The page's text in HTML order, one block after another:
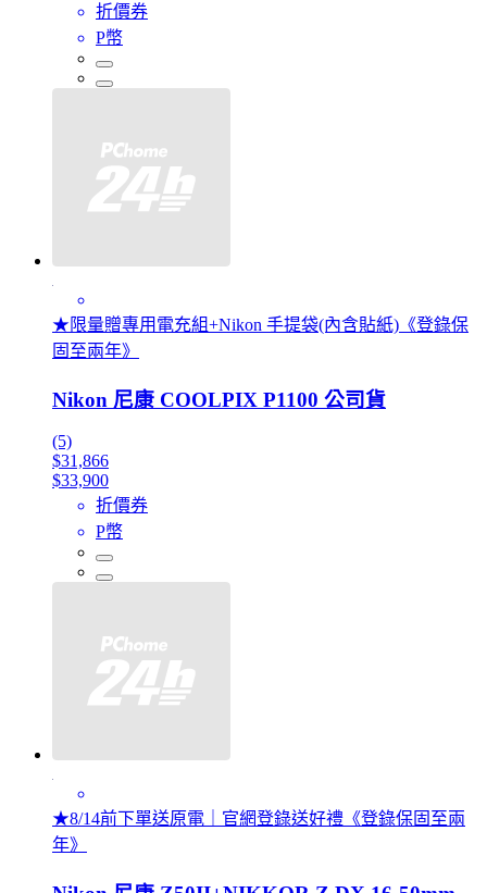
折價券
P幣
★限量贈專用電充組+Nikon 手提袋(內含貼紙)《登錄保
固至兩年》
Nikon 尼康 COOLPIX P1100 公司貨
(5)
$31,866
$33,900
折價券
P幣
★8/14前下單送原電｜官網登錄送好禮《登錄保固至兩
年》